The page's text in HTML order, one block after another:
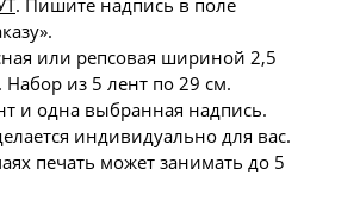
. Пишите надпись в поле
или репсовая шириной 2,5
Набор из 5 лент по 29 см.
и одна выбранная надпись.
индивидуально для вас.
печать может занимать до 5